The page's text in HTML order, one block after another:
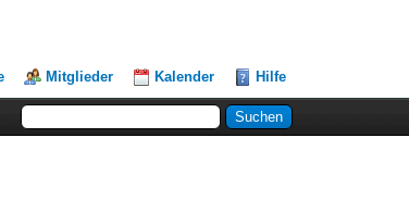
Mitglieder Kalender Hilfe